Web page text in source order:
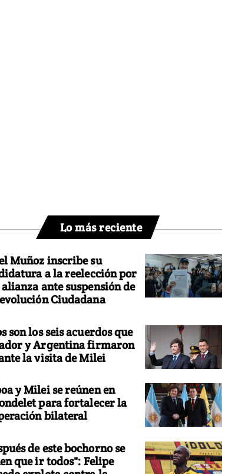
Lo más reciente
Muñoz inscribe su
a la reelección por
ante suspensión de
Ciudadana
son los seis acuerdos que
y Argentina firmaron
la visita de Milei
y Milei se reúnen en
para fortalecer la
bilateral
de este bochorno se
que ir todos": Felipe